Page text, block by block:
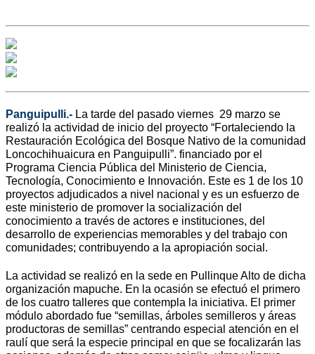
Panguipulli.- La tarde del pasado viernes 29 marzo se
realizó la actividad de inicio del proyecto “Fortaleciendo la
Restauración Ecológica del Bosque Nativo de la comunidad
Loncochihuaicura en Panguipulli”. financiado por el
Programa Ciencia Pública del Ministerio de Ciencia,
Tecnología, Conocimiento e Innovación. Este es 1 de los 10
proyectos adjudicados a nivel nacional y es un esfuerzo de
este ministerio de promover la socialización del
conocimiento a través de actores e instituciones, del
desarrollo de experiencias memorables y del trabajo con
comunidades; contribuyendo a la apropiación social.
La actividad se realizó en la sede en Pullinque Alto de dicha
organización mapuche. En la ocasión se efectuó el primero
de los cuatro talleres que contempla la iniciativa. El primer
módulo abordado fue “semillas, árboles semilleros y áreas
productoras de semillas” centrando especial atención en el
raulí que será la especie principal en que se focalizarán las